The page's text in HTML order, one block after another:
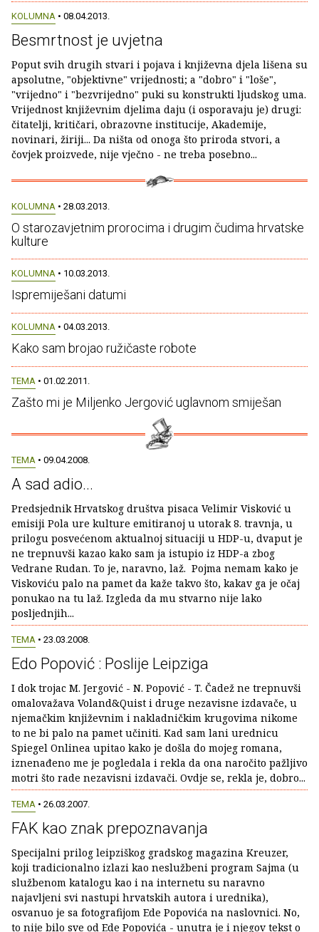
KOLUMNA • 08.04.2013.
Besmrtnost je uvjetna
Poput svih drugih stvari i pojava i književna djela lišena su
apsolutne, "objektivne" vrijednosti; a "dobro" i "loše",
"vrijedno" i "bezvrijedno" puki su konstrukti ljudskog uma.
Vrijednost književnim djelima daju (i osporavaju je) drugi:
čitatelji, kritičari, obrazovne institucije, Akademije,
novinari, žiriji... Da ništa od onoga što priroda stvori, a
čovjek proizvede, nije vječno - ne treba posebno...
KOLUMNA • 28.03.2013.
O starozavjetnim prorocima i drugim čudima hrvatske
kulture
KOLUMNA • 10.03.2013.
Ispremiješani datumi
KOLUMNA • 04.03.2013.
Kako sam brojao ružičaste robote
TEMA • 01.02.2011.
Zašto mi je Miljenko Jergović uglavnom smiješan
TEMA • 09.04.2008.
A sad adio...
Predsjednik Hrvatskog društva pisaca Velimir Visković u
emisiji Pola ure kulture emitiranoj u utorak 8. travnja, u
prilogu posvećenom aktualnoj situaciji u HDP-u, dvaput je
ne trepnuvši kazao kako sam ja istupio iz HDP-a zbog
Vedrane Rudan. To je, naravno, laž. Pojma nemam kako je
Viskoviću palo na pamet da kaže takvo što, kakav ga je očaj
ponukao na tu laž. Izgleda da mu stvarno nije lako
posljednjih...
TEMA • 23.03.2008.
Edo Popović : Poslije Leipziga
I dok trojac M. Jergović - N. Popović - T. Čadež ne trepnuvši
omalovažava Voland&Quist i druge nezavisne izdavače, u
njemačkim književnim i nakladničkim krugovima nikome
to ne bi palo na pamet učiniti. Kad sam lani urednicu
Spiegel Onlinea upitao kako je došla do mojeg romana,
iznenađeno me je pogledala i rekla da ona naročito pažljivo
motri što rade nezavisni izdavači. Ovdje se, rekla je, dobro...
TEMA • 26.03.2007.
FAK kao znak prepoznavanja
Specijalni prilog leipziškog gradskog magazina Kreuzer,
koji tradicionalno izlazi kao neslužbeni program Sajma (u
službenom katalogu kao i na internetu su naravno
najavljeni svi nastupi hrvatskih autora i urednika),
osvanuo je sa fotografijom Ede Popovića na naslovnici. No,
to nije bilo sve od Ede Popovića - unutra je i njegov tekst o